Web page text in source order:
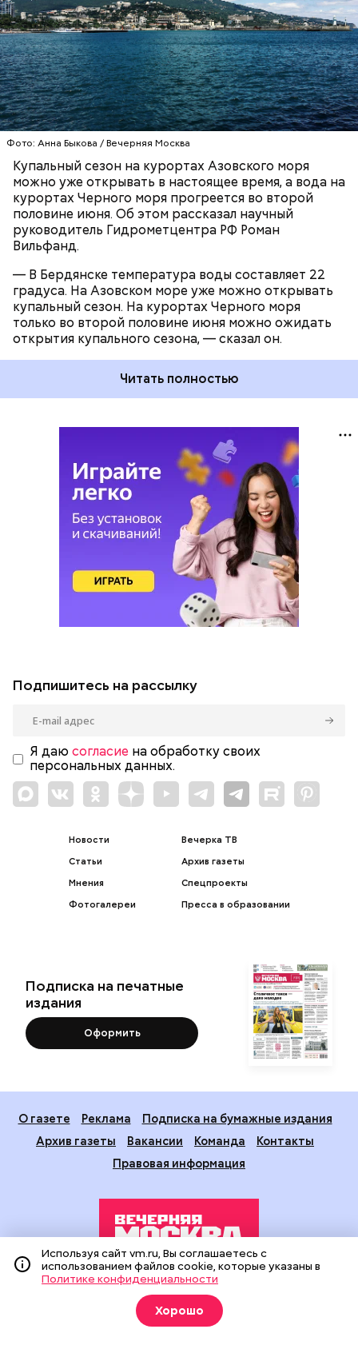
Фото: Анна Быкова / Вечерняя Москва
Купальный сезон на курортах Азовского моря
можно уже открывать в настоящее время, а вода на
курортах Черного моря прогреется во второй
половине июня. Об этом рассказал научный
руководитель Гидрометцентра РФ Роман
Вильфанд.
— В Бердянске температура воды составляет 22
градуса. На Азовском море уже можно открывать
купальный сезон. На курортах Черного моря
только во второй половине июня можно ожидать
открытия купального сезона, — сказал он.
Синоптик отметил, что в Сочи, Феодосии, Алуште,
Ялте вода пока прогрелась лишь до 17 градусов
тепла, в Туапсе — до 18 градусов, а в Евпатории —
до 19 градусов.
Читать полностью
ЧЕРНОЕ МОРЕ
ПОГОДА
КУПАЛЬНЫЙ СЕЗОН
Подпишитесь на рассылку
Я даю согласие на обработку своих
персональных данных.
Новости
Статьи
Мнения
Фотогалереи
Вечерка ТВ
Архив газеты
Спецпроекты
Пресса в образовании
Подписка на печатные
издания
Оформить
О газете Реклама
Подписка на бумажные издания
Архив газеты
Вакансии Команда
Контакты
Правовая информация
Издание создано при финансовой поддержке Департамента
средств массовой информации и рекламы города Москвы.
На сайте применяются рекомендательные технологии
(информационные технологии предоставления информации
Используя сайт vm.ru, Вы соглашаетесь с
использованием файлов cookie, которые указаны в
Политике конфиденциальности
Хорошо